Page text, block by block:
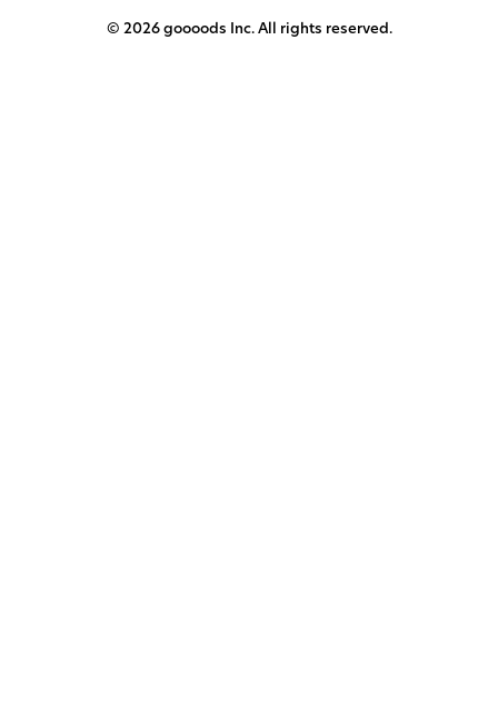
© 2026 goooods Inc. All rights reserved.